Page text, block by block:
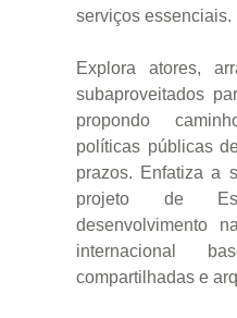
serviços essenciais.
Explora atores,
subaproveitados
propondo
políticas públicas
prazos. Enfatiza a
projeto de
desenvolvimento
internacional
compartilhadas e